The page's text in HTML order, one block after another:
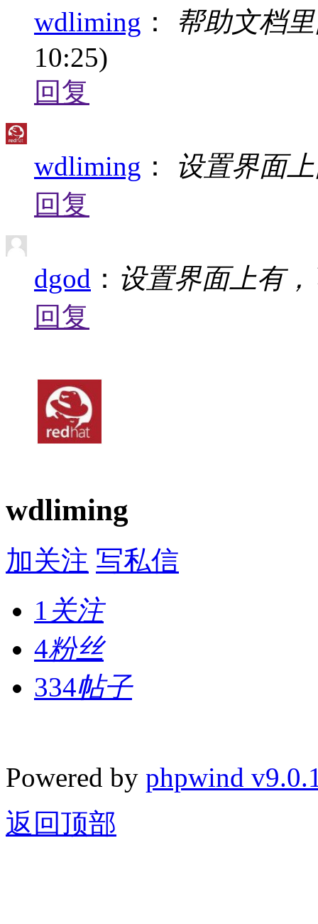
wdliming ：
帮助文档
10:25)
回复
wdliming ：
设置界面
回复
dgod ： 设置界面上有
回复
wdliming
加关注 写私信
1 关注
4粉丝
334帖子
Powered by phpwind
返回顶部